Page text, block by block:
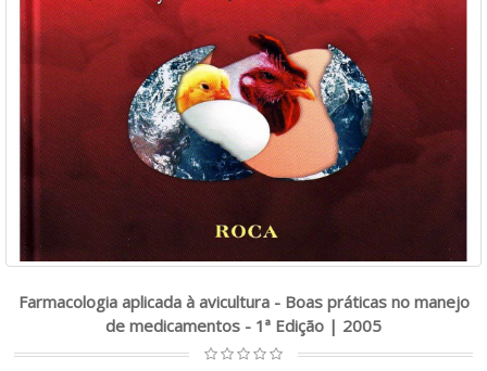
Farmacologia aplicada à avicultura - Boas práticas no manejo
de medicamentos - 1ª Edição | 2005